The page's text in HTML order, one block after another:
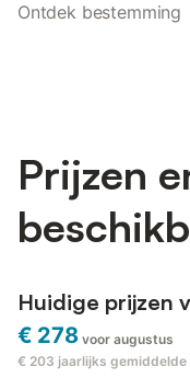
Ontdek
Prijzen
Huidige prijzen
€ 278 voor augustus
€ 203 jaarlijks gemiddelde